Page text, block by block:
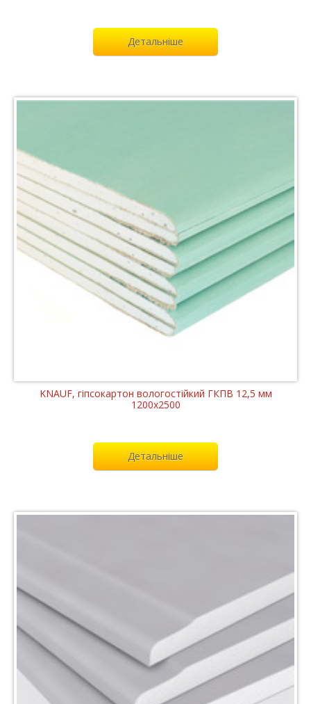
Детальніше
KNAUF, гіпсокартон вологостійкий ГКПВ 12,5 мм
1200x2500
Детальніше